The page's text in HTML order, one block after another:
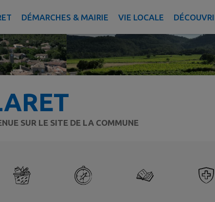
de page
DÉMARCHES & MAIRIE VIE LOCALE
SUR LE SITE DE LA COMMUNE